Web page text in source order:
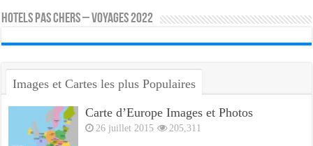
HOTELS PAS CHERS – VOYAGES 2022
Images et Cartes les plus Populaires
Carte d’Europe Images et Photos
26 juillet 2015 205,311